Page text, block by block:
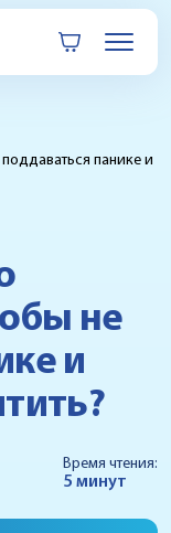
панике и
не
и
Время чтения:
5 минут